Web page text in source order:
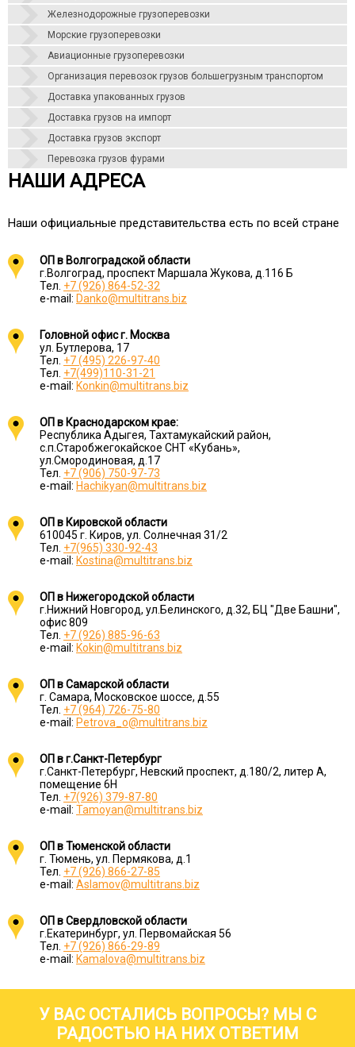
Железнодорожные грузоперевозки
Морские грузоперевозки
Авиационные грузоперевозки
Организация перевозок грузов большегрузным транспортом
Доставка упакованных грузов
Доставка грузов на импорт
Доставка грузов экспорт
Перевозка грузов фурами
НАШИ АДРЕСА
Наши официальные представительства есть по всей стране
ОП в Волгоградской области
г.Волгоград, проспект Маршала Жукова, д.116 Б
Тел. +7 (926) 864-52-32
e-mail: Danko@multitrans.biz
Головной офис г. Москва
ул. Бутлерова, 17
Тел. +7 (495) 226-97-40
Тел. +7(499)110-31-21
e-mail: Konkin@multitrans.biz
ОП в Краснодарском крае:
Республика Адыгея, Тахтамукайский район,
с.п.Старобжегокайское СНТ «Кубань»,
ул.Смородиновая, д.17
Тел. +7 (906) 750-97-73
e-mail: Hachikyan@multitrans.biz
ОП в Кировской области
610045 г. Киров, ул. Солнечная 31/2
Тел. +7(965) 330-92-43
e-mail: Kostina@multitrans.biz
ОП в Нижегородской области
г.Нижний Новгород, ул.Белинского, д.32, БЦ "Две Башни",
офис 809
Тел. +7 (926) 885-96-63
e-mail: Kokin@multitrans.biz
ОП в Самарской области
г. Самара, Московское шоссе, д.55
Тел. +7 (964) 726-75-80
e-mail: Petrova_o@multitrans.biz
ОП в г.Санкт-Петербург
г.Санкт-Петербург, Невский проспект, д.180/2, литер А,
помещение 6Н
Тел. +7(926) 379-87-80
e-mail: Tamoyan@multitrans.biz
ОП в Тюменской области
г. Тюмень, ул. Пермякова, д.1
Тел. +7 (926) 866-27-85
e-mail: Aslamov@multitrans.biz
ОП в Свердловской области
г.Екатеринбург, ул. Первомайская 56
Тел. +7 (926) 866-29-89
e-mail: Kamalova@multitrans.biz
У ВАС ОСТАЛИСЬ ВОПРОСЫ? МЫ С
РАДОСТЬЮ НА НИХ ОТВЕТИМ